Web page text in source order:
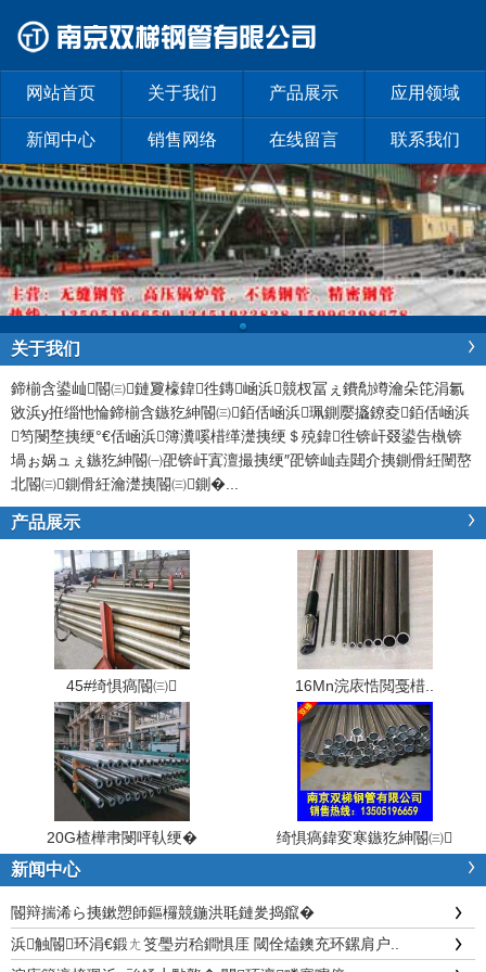
网站首页 关于我们 产品展示 应用领域
新闻中心 销售网络 在线留言 联系我们
关于我们
鍗椾含鍙屾閽㈢鏈夐檺鍏徃鏄崡浜競杈冨ぇ鐨勪竴瀹朵笓涓氱
敓浜у拰缁忚惀鍗椾含鏃犵紳閽㈢銆佸崡浜珮鍘嬮攨鐐夌銆佸崡浜
笉閿堥挗绠°€佸崡浜簿瀵嗘棤缂濋挗绠＄殑鍏徃锛屽叕鍙告槸锛
堝ぉ娲ュぇ鏃犵紳閽㈠巶锛屽寘澶撮挗绠″巶锛屾垚閮介挗鍘傦紝闉嶅
北閽㈢鍘傦紝瀹濋挗閽㈢鍘�
产品展示
45#绮惧瘑閽㈢ 16Mn浣庡悎閲戞棤..
20G楂樺帇閿呯倝绠� 绮惧瘑鍏変寒鏃犵紳閽㈢
新闻中心
閽辩揣浠ら挗鏉愬師鏂欏競鍦洪毦鏈夎捣鑹�
浜触閽环涓€鍛ㄤ笅璺岃秴鐧惧厓 閾佺熆鐭充环鏍肩户..